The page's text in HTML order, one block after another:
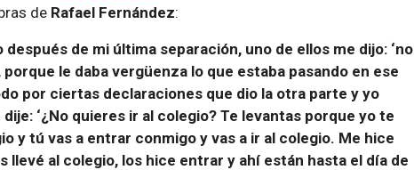
de Rafael Fernández:
después de mi última separación, uno de ellos me dijo: ‘no
porque le daba vergüenza lo que estaba pasando en ese
por ciertas declaraciones que dio la otra parte y yo
‘¿No quieres ir al colegio? Te levantas porque yo te
y tú vas a entrar conmigo y vas a ir al colegio. Me hice
llevé al colegio, los hice entrar y ahí están hasta el día de